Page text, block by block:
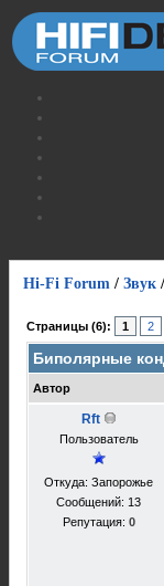
Hi-Fi Forum / Звук /
Страницы (6): 1 2
Биполярные
Автор
Rft
Пользователь
Откуда: Запорожье
Сообщений: 13
Репутация: 0